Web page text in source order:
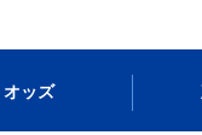
オッズ